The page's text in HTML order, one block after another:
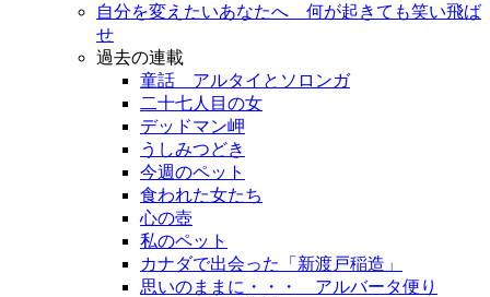
自分を変えたいあなたへ 何が起きても笑い飛ば
せ
過去の連載
童話 アルタイとソロンガ
二十七人目の女
デッドマン岬
うしみつどき
今週のペット
食われた女たち
心の壺
私のペット
カナダで出会った「新渡戸稲造」
思いのままに・・・ アルバータ便り